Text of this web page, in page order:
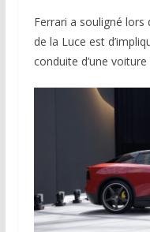
Ferrari a souligné lors
de la Luce est
conduite d’une